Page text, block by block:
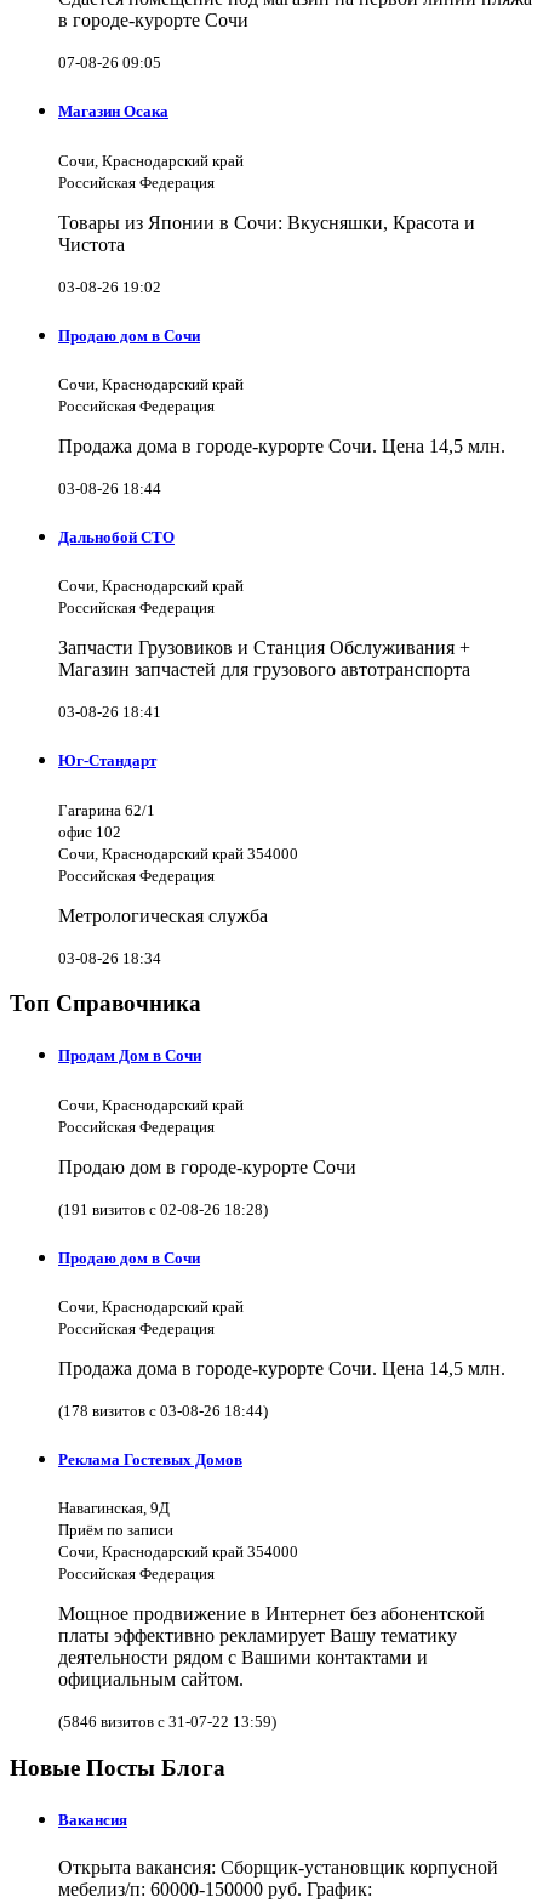
в городе-курорте Сочи
07-08-26 09:05
Магазин Осака
Сочи, Краснодарский край
Российская Федерация
Товары из Японии в Сочи: Вкусняшки, Красота и
Чистота
03-08-26 19:02
Продаю дом в Сочи
Сочи, Краснодарский край
Российская Федерация
Продажа дома в городе-курорте Сочи. Цена 14,5 млн.
03-08-26 18:44
Дальнобой СТО
Сочи, Краснодарский край
Российская Федерация
Запчасти Грузовиков и Станция Обслуживания +
Магазин запчастей для грузового автотранспорта
03-08-26 18:41
Юг-Стандарт
Гагарина 62/1
офис 102
Сочи, Краснодарский край 354000
Российская Федерация
Метрологическая служба
03-08-26 18:34
Топ Справочника
Продам Дом в Сочи
Сочи, Краснодарский край
Российская Федерация
Продаю дом в городе-курорте Сочи
(191 визитов с 02-08-26 18:28)
Продаю дом в Сочи
Сочи, Краснодарский край
Российская Федерация
Продажа дома в городе-курорте Сочи. Цена 14,5 млн.
(178 визитов с 03-08-26 18:44)
Реклама Гостевых Домов
Навагинская, 9Д
Приём по записи
Сочи, Краснодарский край 354000
Российская Федерация
Мощное продвижение в Интернет без абонентской
платы эффективно рекламирует Вашу тематику
деятельности рядом с Вашими контактами и
официальным сайтом.
(5846 визитов с 31-07-22 13:59)
Новые Посты Блога
Вакансия
Открыта вакансия: Сборщик-установщик корпусной
мебелиз/п: 60000-150000 руб. График: